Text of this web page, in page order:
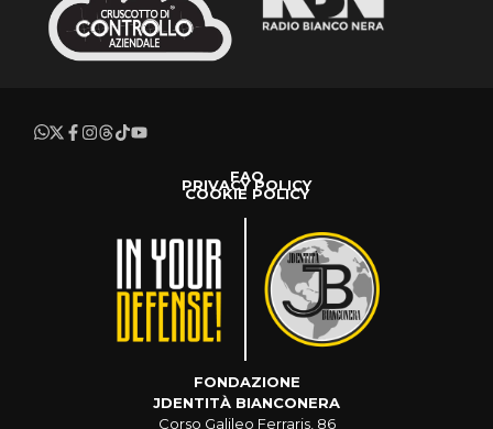
FAQ
PRIVACY POLICY
COOKIE POLICY
FONDAZIONE
JDENTITÀ BIANCONERA
Corso Galileo Ferraris, 86